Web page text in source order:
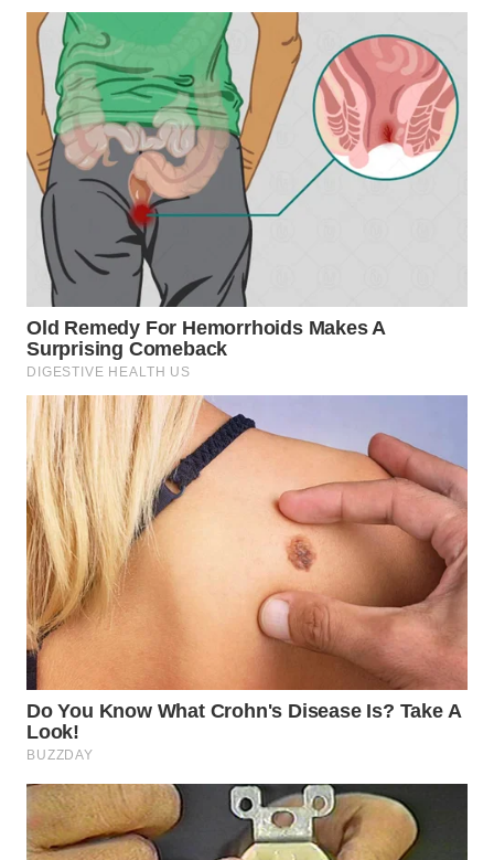
WN
PRIANGAN
TIMUR
WN
SEMARANG
WN
SOLO
WN
BOROBUDUR
MADURA
WN
SURABAYA
WN
NATUNA
WN
BINTAN
WN
MANDALIKA
WN
LIKUPANG